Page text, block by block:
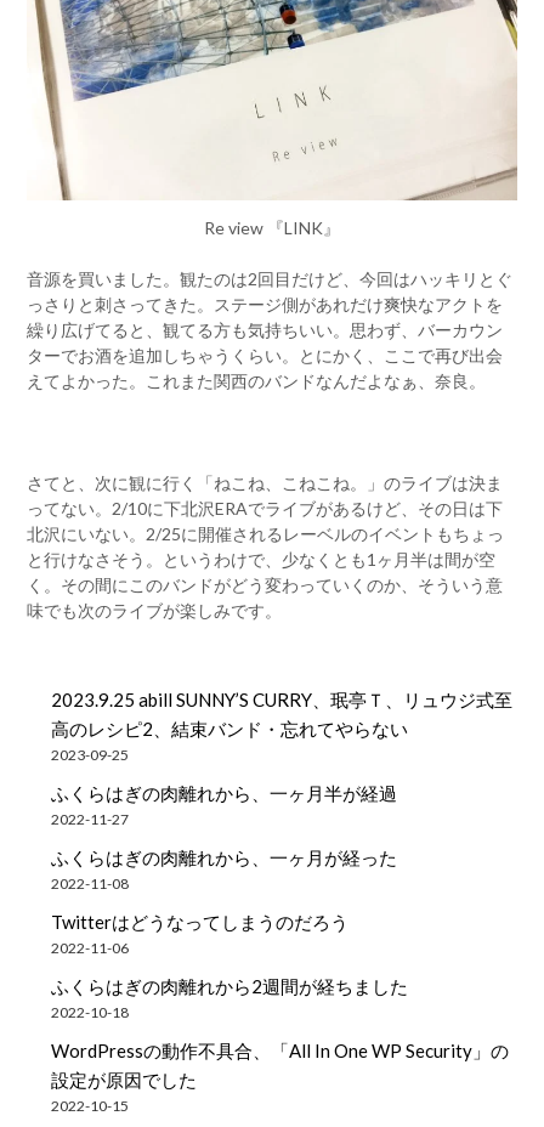
Re view 『LINK』
音源を買いました。観たのは2回目だけど、今回はハッキリとぐ
っさりと刺さってきた。ステージ側があれだけ爽快なアクトを
繰り広げてると、観てる方も気持ちいい。思わず、バーカウン
ターでお酒を追加しちゃうくらい。とにかく、ここで再び出会
えてよかった。これまた関西のバンドなんだよなぁ、奈良。
さてと、次に観に行く「ねこね、こねこね。」のライブは決ま
ってない。2/10に下北沢ERAでライブがあるけど、その日は下
北沢にいない。2/25に開催されるレーベルのイベントもちょっ
と行けなさそう。というわけで、少なくとも1ヶ月半は間が空
く。その間にこのバンドがどう変わっていくのか、そういう意
味でも次のライブが楽しみです。
2023.9.25 abill SUNNY’S CURRY、珉亭Ｔ、リュウジ式至
高のレシピ2、結束バンド・忘れてやらない
2023-09-25
ふくらはぎの肉離れから、一ヶ月半が経過
2022-11-27
ふくらはぎの肉離れから、一ヶ月が経った
2022-11-08
Twitterはどうなってしまうのだろう
2022-11-06
ふくらはぎの肉離れから2週間が経ちました
2022-10-18
WordPressの動作不具合、「All In One WP Security」の
設定が原因でした
2022-10-15